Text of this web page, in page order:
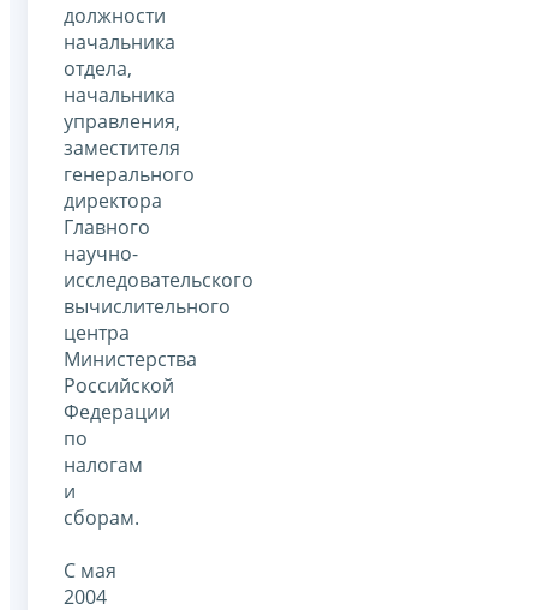
должности
начальника
отдела,
начальника
управления,
заместителя
генерального
директора
Главного
научно-
исследовательского
вычислительного
центра
Министерства
Российской
Федерации
по
налогам
и
сборам.
С мая
2004